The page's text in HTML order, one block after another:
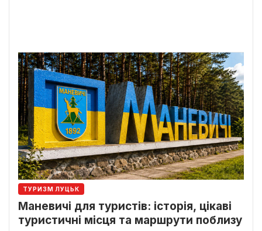
ТУРИЗМ ЛУЦЬК
Маневичі для туристів: історія, цікаві
туристичні місця та маршрути поблизу